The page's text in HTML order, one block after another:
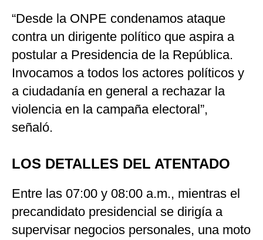
“Desde la ONPE condenamos ataque
contra un dirigente político que aspira a
postular a Presidencia de la República.
Invocamos a todos los actores políticos y
a ciudadanía en general a rechazar la
violencia en la campaña electoral”,
señaló.
LOS DETALLES DEL ATENTADO
Entre las 07:00 y 08:00 a.m., mientras el
precandidato presidencial se dirigía a
supervisar negocios personales, una moto